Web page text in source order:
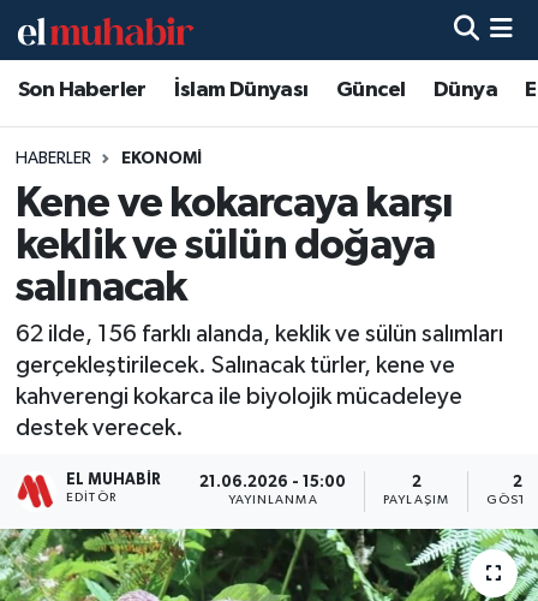
Son Haberler İslam Dünyası Güncel Dünya
HABERLER EKONOMI
Kene ve kokarcaya karşı
keklik ve sülün doğaya
salınacak
62 ilde, 156 farklı alanda, keklik ve sülün salımları
gerçekleştirilecek. Salınacak türler, kene ve
kahverengi kokarca ile biyolojik mücadeleye
destek verecek.
EL MUHABIR
EDITÖR
21.06.2026 - 15:00
YAYINLANMA
2
PAYLAŞIM
23
Hava Durumu
Trafik Durumu
Süper Lig Puan Durumu ve Fikstür
Tüm Manşetler
Son Dakika Haberleri
Haber Arşivi